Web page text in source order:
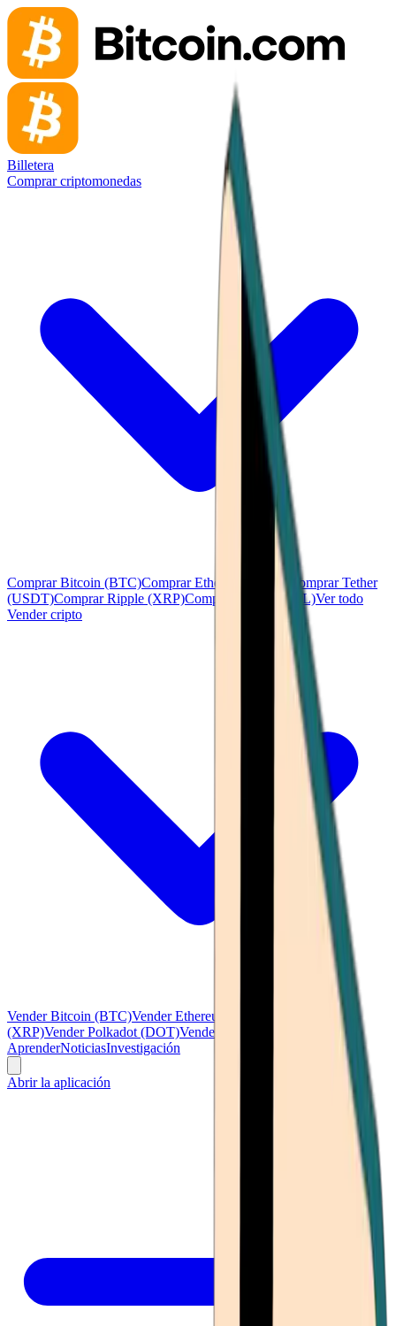
Billetera
Comprar criptomonedas
Comprar Bitcoin (BTC)Comprar Ethereum (ETH)
Comprar Tether
(USDT)Comprar Ripple (XRP)Comprar Solana (SOL)Ver todo
Vender cripto
Vender Bitcoin (BTC)Vender Ethereum (ETH)
Vender Ripple
(XRP)Vender Polkadot (DOT)Vender Litecoin (LTC)
Ver todo
AprenderNoticiasInvestigación
Abrir la aplicación